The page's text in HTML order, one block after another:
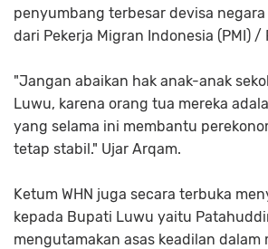
penyumbang terbesar devisa
dari Pekerja Migran Indonesia (PMI) /
"Jangan abaikan hak anak-anak
Luwu, karena orang tua mereka
yang selama ini membantu
tetap stabil." Ujar Arqam.
Ketum WHN juga secara terbuka
kepada Bupati Luwu yaitu
mengutamakan asas keadilan dalam